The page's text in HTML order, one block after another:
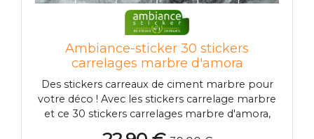
Ambiance-sticker 30 stickers
carrelages marbre d'amora
Des stickers carreaux de ciment marbre pour
votre déco ! Avec les stickers carrelage marbre
et ce 30 stickers carrelages marbre d'amora,